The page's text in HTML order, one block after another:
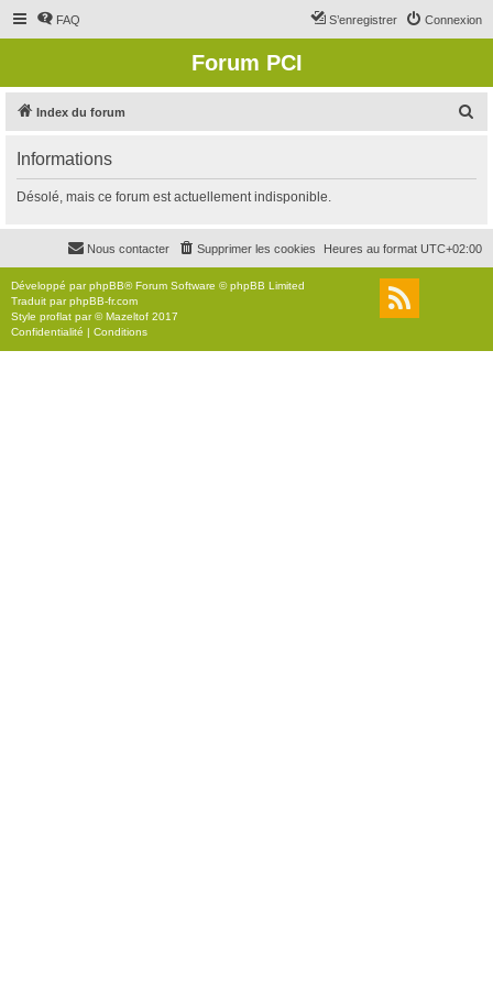
FAQ Connexion
S’enregistrer
Forum PCI
Index du forum
r
c
r
Informations
Désolé, mais ce forum est actuellement indisponible.
Heures au format UTC+02:00
Supprimer les cookies
Nous contacter
Développé parphpBB® Forum Software © phpBB Limited
Traduit parphpBB-fr.com
Style proflat par ©Mazeltof 2017
Confidentialité | Conditions